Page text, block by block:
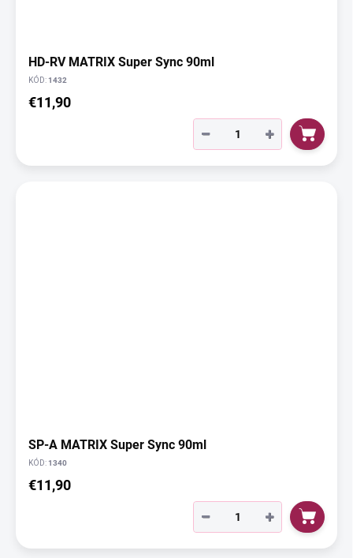
HD-RV MATRIX Super Sync 90ml
KÓD:1432
€11,90
+
−
SP-A MATRIX Super Sync 90ml
KÓD:1340
€11,90
+
−